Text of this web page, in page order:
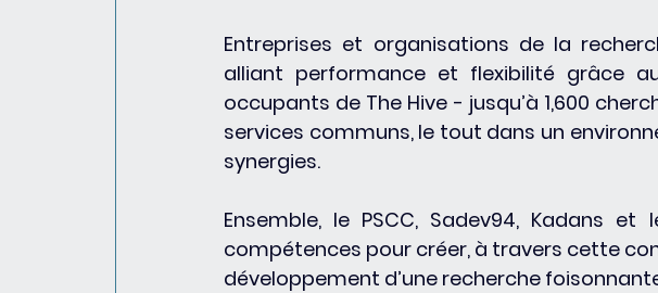
Entreprises et organisations de la
alliant performance et flexibilité grâce
occupants de The Hive - jusqu’à 1,600
services communs, le tout dans un
synergies.
Ensemble, le PSCC, Sadev94, Kadans
compétences pour créer, à travers cette
développement d’une recherche